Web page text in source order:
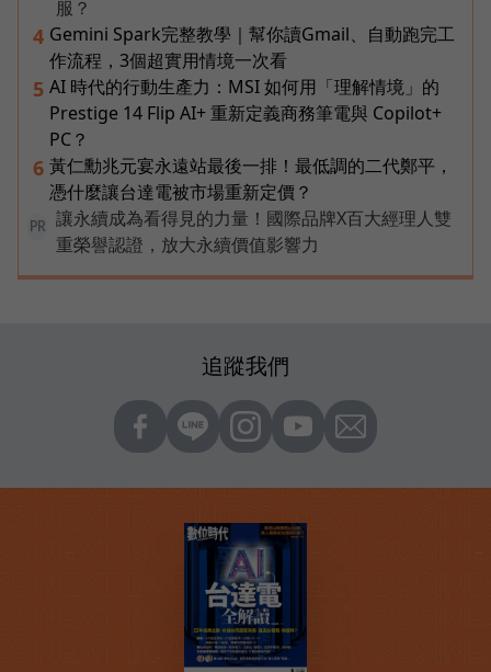
服？
4 Gemini Spark完整教學｜幫你讀Gmail、自動跑完工
作流程，3個超實用情境一次看
5 AI 時代的行動生產力：MSI 如何用「理解情境」的
Prestige 14 Flip AI+ 重新定義商務筆電與 Copilot+
PC？
6 黃仁勳兆元宴永遠站最後一排！最低調的二代鄭平，
憑什麼讓台達電被市場重新定價？
PR
讓永續成為看得見的力量！國際品牌X百大經理人雙
重榮譽認證，放大永續價值影響力
追蹤我們